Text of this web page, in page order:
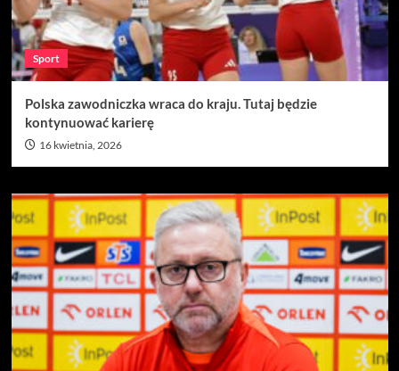
Sport
Polska zawodniczka wraca do kraju. Tutaj będzie
kontynuować karierę
16 kwietnia, 2026